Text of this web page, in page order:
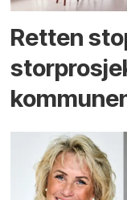
Retten